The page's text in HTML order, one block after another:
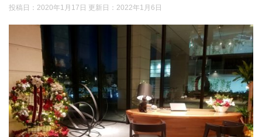
投稿日：2020年1月17日 更新日： 2022年1月6日